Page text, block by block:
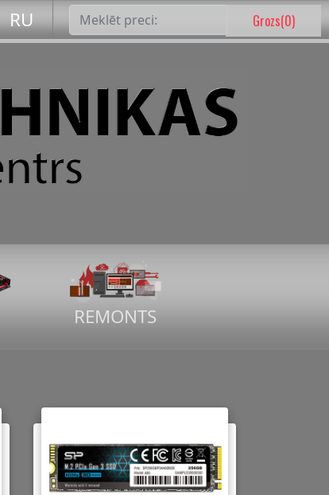
Grozs(0)
RU
REMONTS